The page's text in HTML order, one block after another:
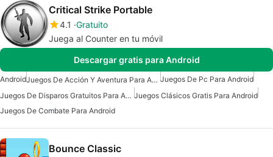
Critical Strike Portable
4.1 Gratuito
Juega al Counter en tu móvil
Descargar gratis para Android
Android Juegos De Acción Y Aventura Para Android Juegos De Pc Para Android
Juegos De Disparos Gratuitos Para Android Juegos Clásicos Gratis Para Android
Juegos De Combate Para Android
Bounce Classic